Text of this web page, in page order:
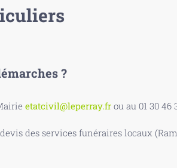
?
etatcivil@leperray.fr ou au 01 30 46
des services funéraires locaux